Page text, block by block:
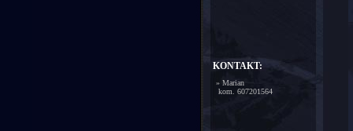
KONTAKT:
» Marian
kom. 607201564